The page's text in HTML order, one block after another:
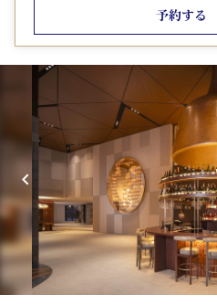
※お子様のご夕食料金はプラ
ん。現地にて別途お支払いく
・0-5歳：無料
・6-12歳のお子様: 1名当たり
※アレルギーをお持ちの場合は
ださい。
※夕食内容は時期によって変
す。
※一部のメニューは追加料金
す。
予約する